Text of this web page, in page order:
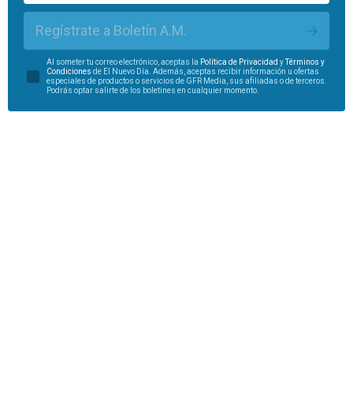
Regístrate a Boletín A.M.
Al someter tu correo electrónico, aceptas la Política de Privacidad yTérminos y
Condiciones de El Nuevo Día. Además, aceptas recibir información u ofertas
especiales de productos o servicios de GFR Media, sus afiliadas o de terceros.
Podrás optar salirte de los boletines en cualquier momento.